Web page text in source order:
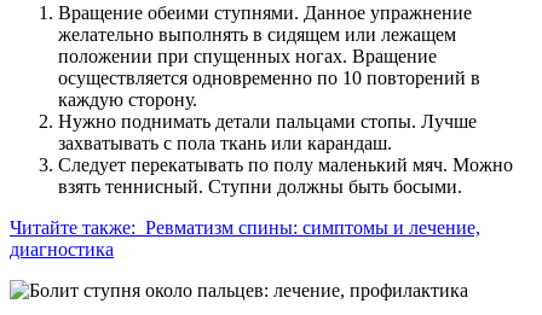
Вращение обеими ступнями. Данное упражнение
желательно выполнять в сидящем или лежащем
положении при спущенных ногах. Вращение
осуществляется одновременно по 10 повторений в
каждую сторону.
Нужно поднимать детали пальцами стопы. Лучше
захватывать с пола ткань или карандаш.
Следует перекатывать по полу маленький мяч. Можно
взять теннисный. Ступни должны быть босыми.
Читайте также: Ревматизм спины: симптомы и лечение,
диагностика